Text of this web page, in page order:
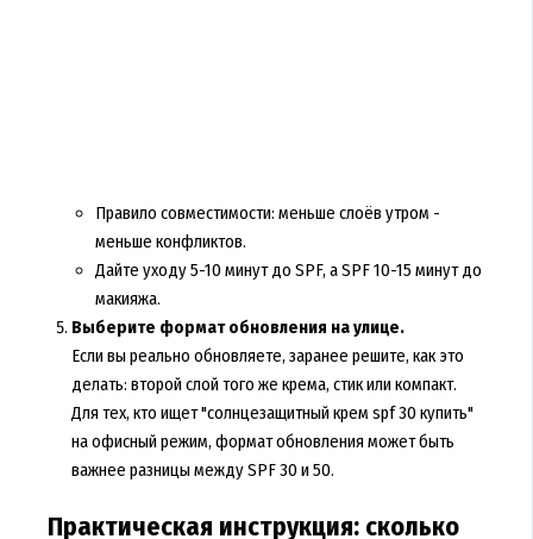
Правило совместимости: меньше слоёв утром -
меньше конфликтов.
Дайте уходу 5-10 минут до SPF, а SPF 10-15 минут до
макияжа.
Выберите формат обновления на улице.
Если вы реально обновляете, заранее решите, как это
делать: второй слой того же крема, стик или компакт.
Для тех, кто ищет "солнцезащитный крем spf 30 купить"
на офисный режим, формат обновления может быть
важнее разницы между SPF 30 и 50.
Практическая инструкция: сколько